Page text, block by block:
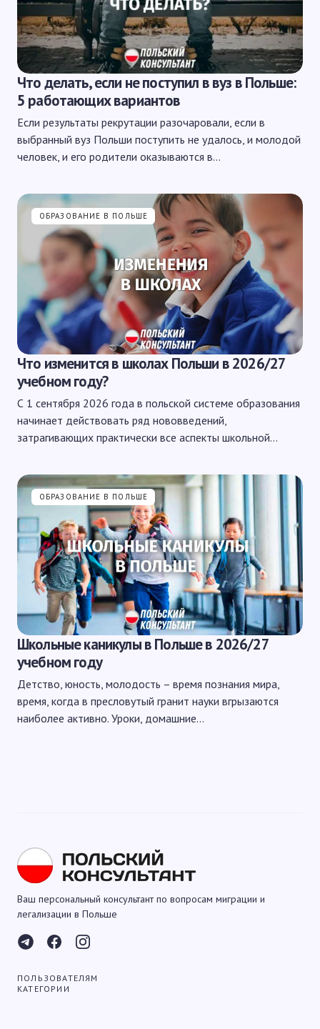
Что делать, если не поступил в вуз в Польше:
5 работающих вариантов
Если результаты рекрутации разочаровали, если в
выбранный вуз Польши поступить не удалось, и молодой
человек, и его родители оказываются в…
ОБРАЗОВАНИЕ В ПОЛЬШЕ
Что изменится в школах Польши в 2026/27
учебном году?
С 1 сентября 2026 года в польской системе образования
начинает действовать ряд нововведений,
затрагивающих практически все аспекты школьной…
ОБРАЗОВАНИЕ В ПОЛЬШЕ
Школьные каникулы в Польше в 2026/27
учебном году
Детство, юность, молодость – время познания мира,
время, когда в пресловутый гранит науки вгрызаются
наиболее активно. Уроки, домашние…
Ваш персональный консультант по вопросам миграции и
легализации в Польше
ПОЛЬЗОВАТЕЛЯМ
КАТЕГОРИИ